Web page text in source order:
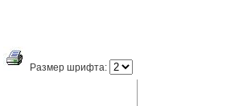
Размер шрифта: